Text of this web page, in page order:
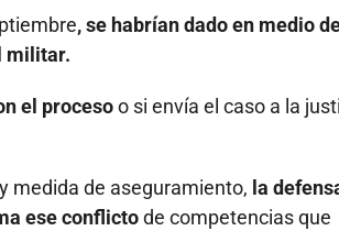
, se habrían dado en medio
militar.
el procesoo si envía el caso a la
medida de aseguramiento, la
ese conflictode competencias que